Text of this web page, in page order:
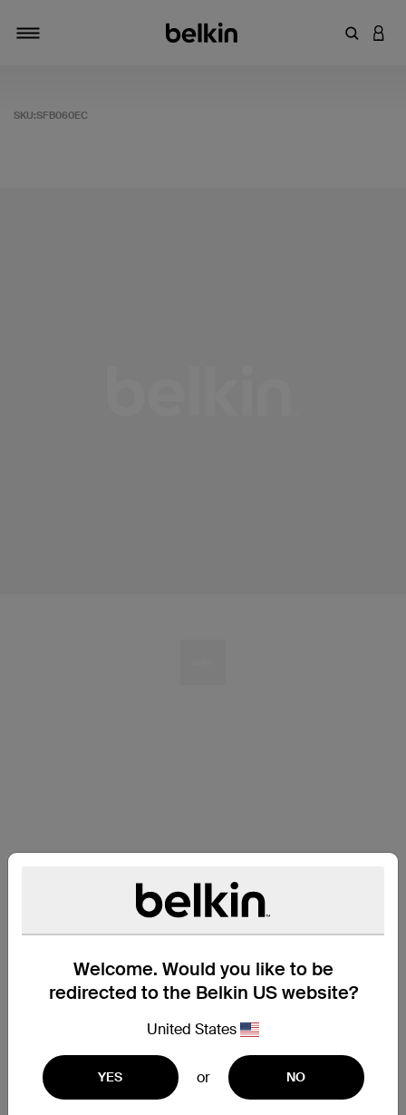
输入关键
登录
Welcome. Would you like to be
redirected to the Belkin US website?
United States
YES or NO
SKU:SFB060EC